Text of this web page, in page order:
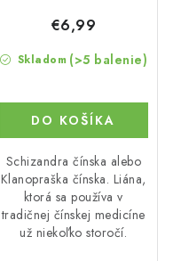
Skladom (>5 balenie)
€6,99
DO KOŠÍKA
Schizandra čínska alebo
Klanopraška čínska. Liána,
ktorá sa používa v
tradičnej čínskej medicíne
už niekoľko storočí.